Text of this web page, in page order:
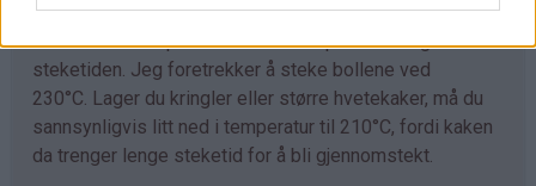
kanelboller, skolebrød, kringle og andre typer gjærbakst.
Eneste du må tilpasse er steketemperaturen og
steketiden. Jeg foretrekker å steke bollene ved
230°C. Lager du kringler eller større hvetekaker, må du
sannsynligvis litt ned i temperatur til 210°C, fordi kaken
da trenger lenge steketid for å bli gjennomstekt.